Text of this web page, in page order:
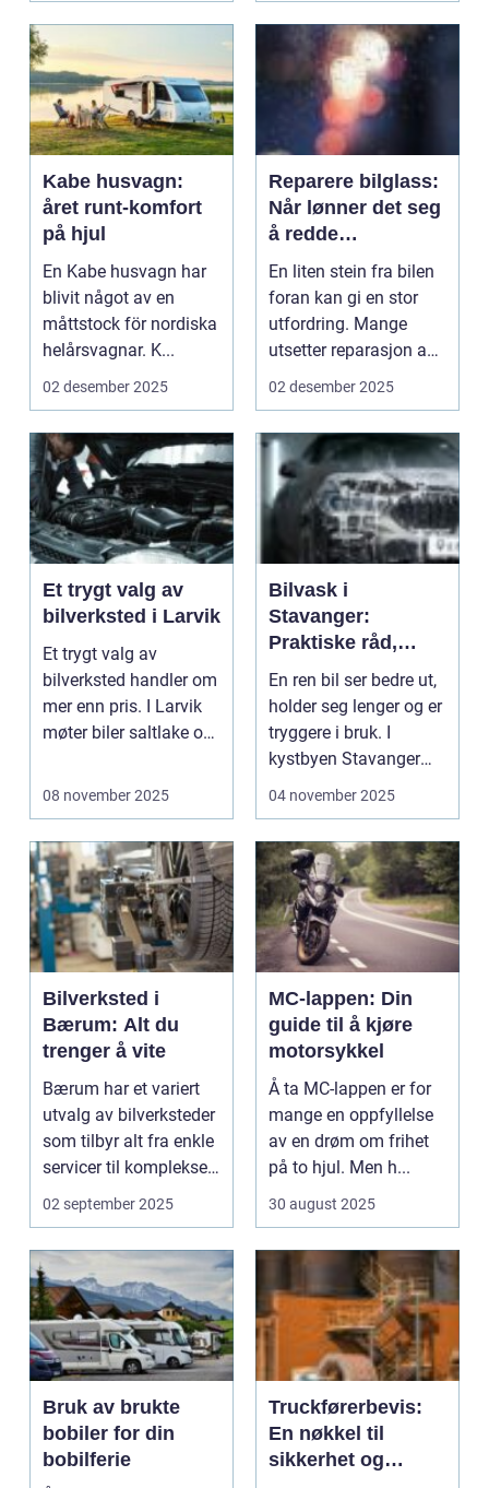
Kabe husvagn:
året runt-komfort
på hjul
En Kabe husvagn har
blivit något av en
måttstock för nordiska
helårsvagnar. K...
02 desember 2025
Reparere bilglass:
Når lønner det seg
å redde
frontruten?
En liten stein fra bilen
foran kan gi en stor
utfordring. Mange
utsetter reparasjon av
skader i fron...
02 desember 2025
Et trygt valg av
bilverksted i Larvik
Et trygt valg av
bilverksted handler om
mer enn pris. I Larvik
møter biler saltlake om
08 november 2025
Bilvask i
Stavanger:
Praktiske råd,
lokale forhold og
smarte valg
En ren bil ser bedre ut,
holder seg lenger og er
tryggere i bruk. I
kystbyen Stavanger
møter ...
04 november 2025
Bilverksted i
Bærum: Alt du
trenger å vite
Bærum har et variert
utvalg av bilverksteder
som tilbyr alt fra enkle
servicer til komplekse
r...
02 september 2025
MC-lappen: Din
guide til å kjøre
motorsykkel
Å ta MC-lappen er for
mange en oppfyllelse
av en drøm om frihet
på to hjul. Men h...
30 august 2025
Bruk av brukte
bobiler for din
bobilferie
Truckførerbevis:
En nøkkel til
sikkerhet og